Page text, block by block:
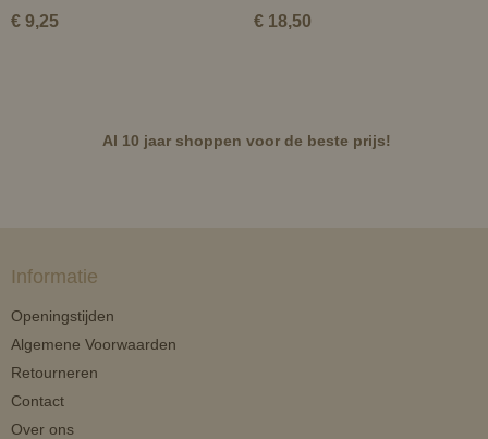
€ 9,25 € 18,50
Al 10 jaar shoppen voor de beste prijs!
Informatie
Openingstijden
Algemene Voorwaarden
Retourneren
Contact
Over ons